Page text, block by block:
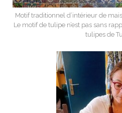
Motif traditionnel d’intérieur de
Le motif de tulipe n’est pas sans
tulipes de